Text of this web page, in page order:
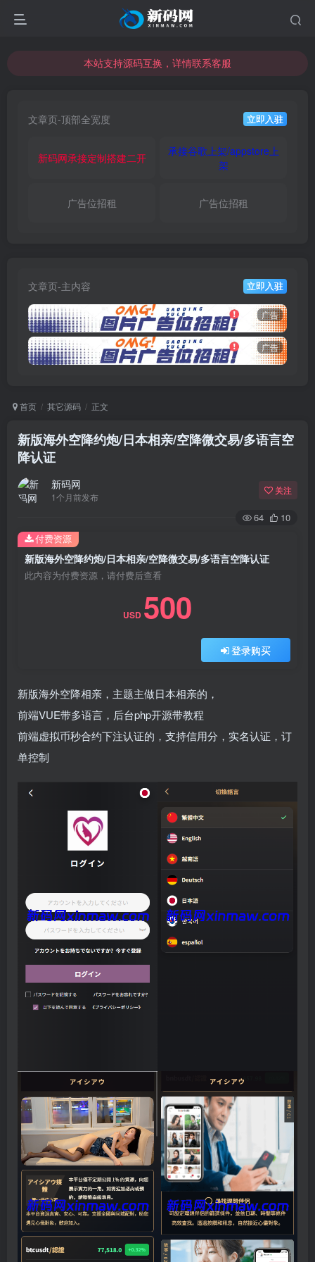
本站支持源码互换，详情联系客服
本站支持源码互换，详情联系客服
文章页-顶部全宽度 立即入驻
新码网承接定制搭建二开
承接谷歌上架/appstore上
架
广告位招租 广告位招租
文章页-主内容 立即入驻
广告
广告
首页 其它源码 正文
新版海外空降约炮/日本相亲/空降微交易/多语言空
降认证
新码网
1个月前发布
关注
64 10
新版海外空降约炮/日本相亲/空降微交易/多语言空降认证
此内容为付费资源，请付费后查看
USD 500
登录购买
付费资源
新版海外空降相亲，主题主做日本相亲的，
前端VUE带多语言，后台php开源带教程
前端虚拟币秒合约下注认证的，支持信用分，实名认证，订
单控制